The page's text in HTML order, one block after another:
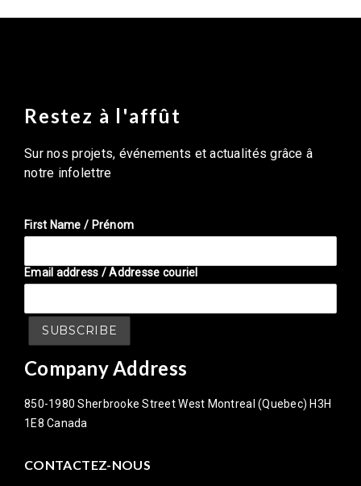
Restez à l'affût
Sur nos projets, événements et actualités grâce â
notre infolettre
First Name / Prénom
Email address / Addresse couriel
Company Address
850-1980 Sherbrooke Street West Montreal (Quebec) H3H
1E8 Canada
CONTACTEZ-NOUS